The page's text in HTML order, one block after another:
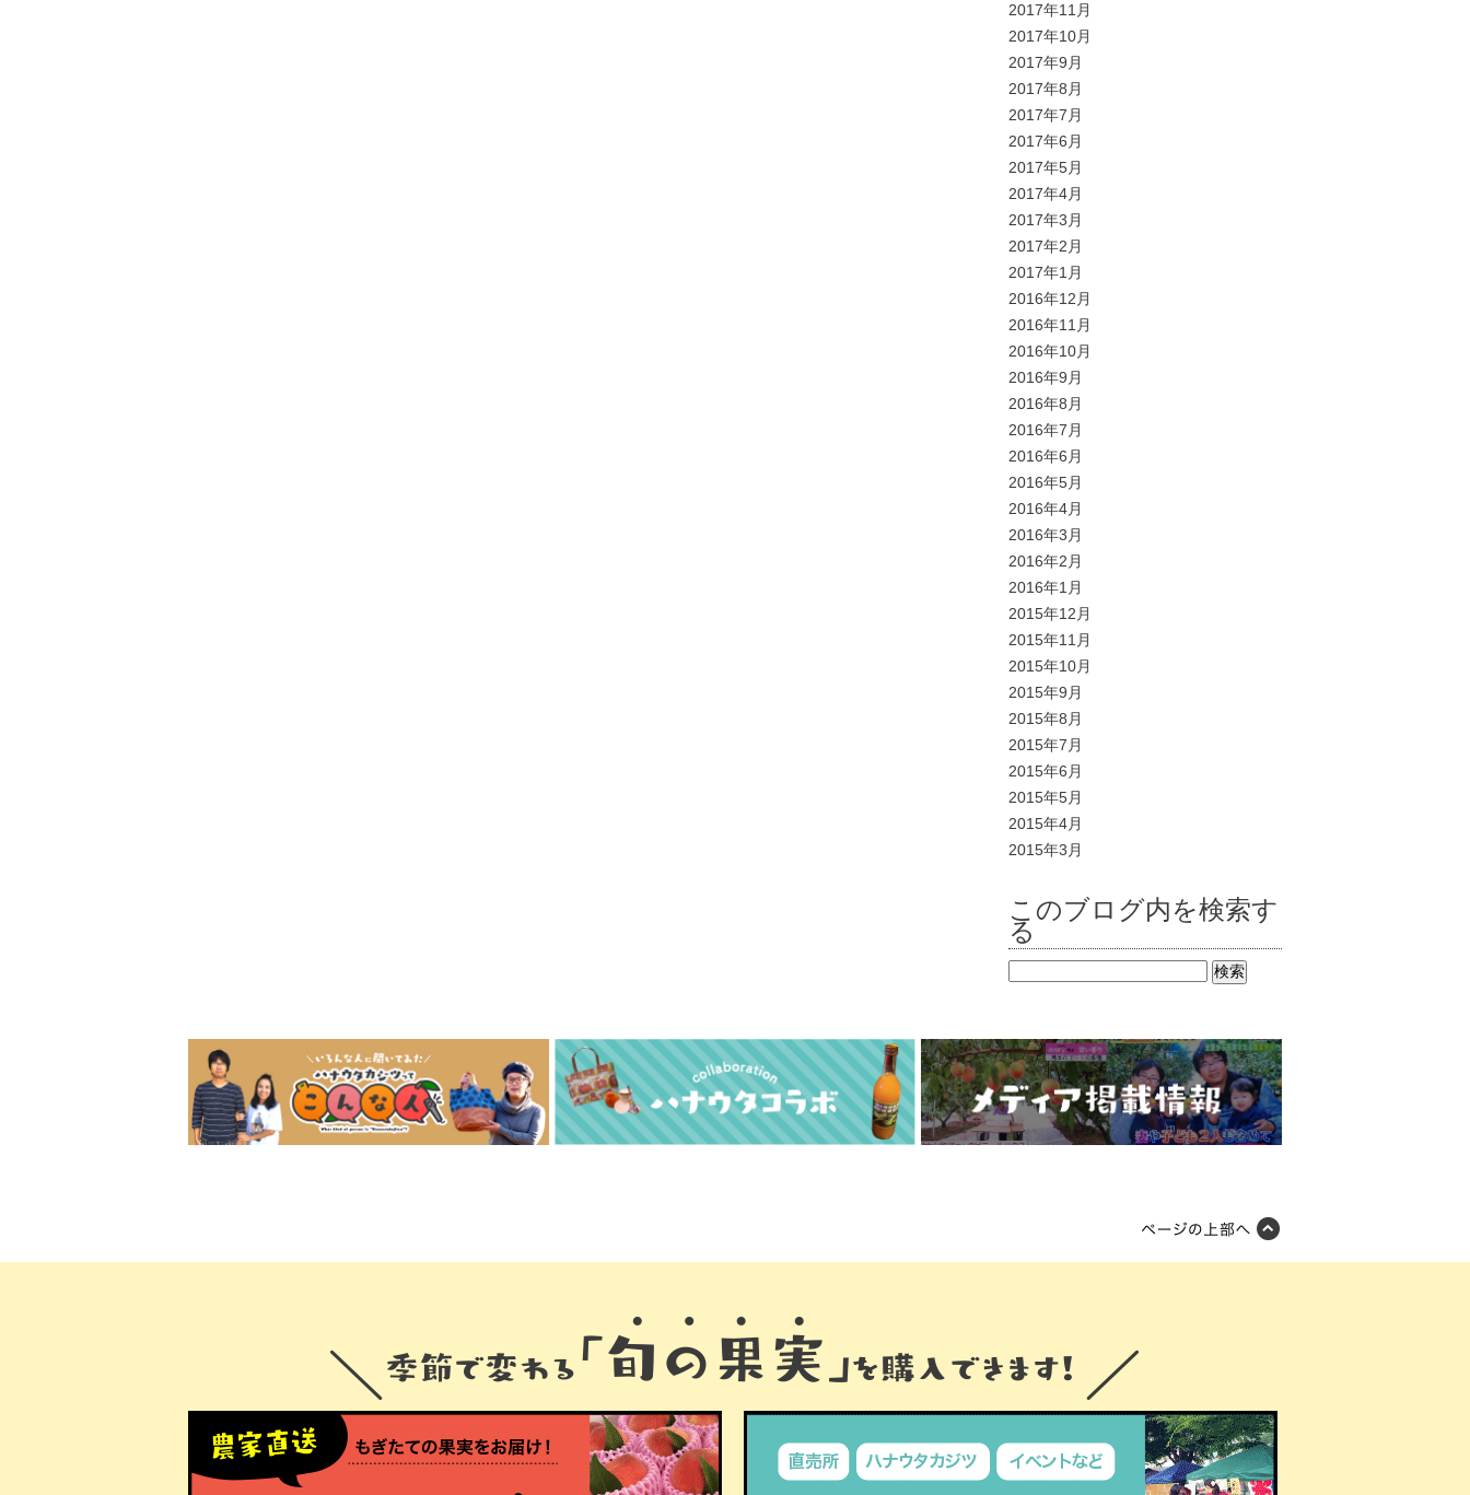
2017年11月
2017年10月
2017年9月
2017年8月
2017年7月
2017年6月
2017年5月
2017年4月
2017年3月
2017年2月
2017年1月
2016年12月
2016年11月
2016年10月
2016年9月
2016年8月
2016年7月
2016年6月
2016年5月
2016年4月
2016年3月
2016年2月
2016年1月
2015年12月
2015年11月
2015年10月
2015年9月
2015年8月
2015年7月
2015年6月
2015年5月
2015年4月
2015年3月
このブログ内を検索す
る